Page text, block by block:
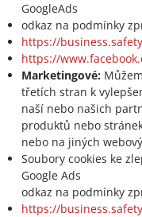
GoogleAds
odkaz na podmínky
https://
https://
Marketingové:
třetích stran k
naší nebo našich
produktů nebo
nebo na jiných
Soubory cookies ke
Google Ads
odkaz na podmínky
https://